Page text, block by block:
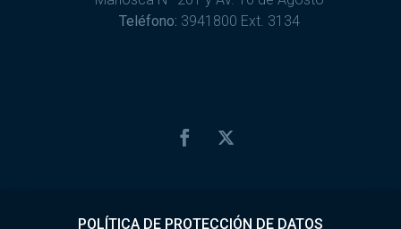
Teléfono: 3941800 Ext. 3134
POLÍTICA DE PROTECCIÓN DE DATOS